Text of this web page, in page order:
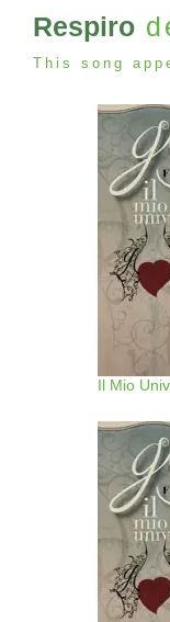
Respiro
This song
Il Mio